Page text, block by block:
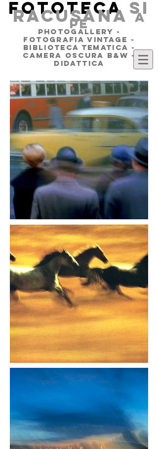
FOTOTECA SI
RACUSANAa
pe
PHOTOGALLERY -
FOTOGRAFIA VINTAGE -
BIBLIOTECA TEMATICA -
CAMERA OSCURA B&W -
DIDATTICA